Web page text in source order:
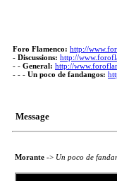
Foro Flamenco: http://
- Discussions: http://
- - General: http://
- - - Un poco de fandangos:
Message
Morante -> Un poco de